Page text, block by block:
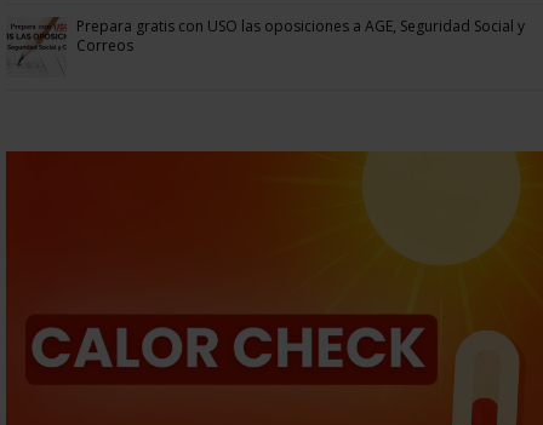
Prepara gratis con USO las oposiciones a AGE, Seguridad Social y
Correos